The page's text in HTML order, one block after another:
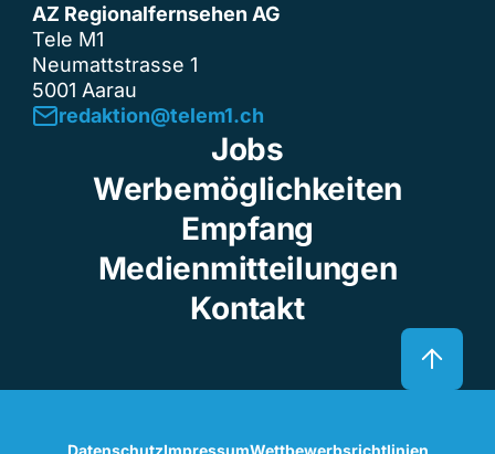
AZ Regionalfernsehen AG
Tele M1
Neumattstrasse 1
5001 Aarau
redaktion@telem1.ch
Jobs
Werbemöglichkeiten
Empfang
Medienmitteilungen
Kontakt
DatenschutzImpressumWettbewerbsrichtlinien